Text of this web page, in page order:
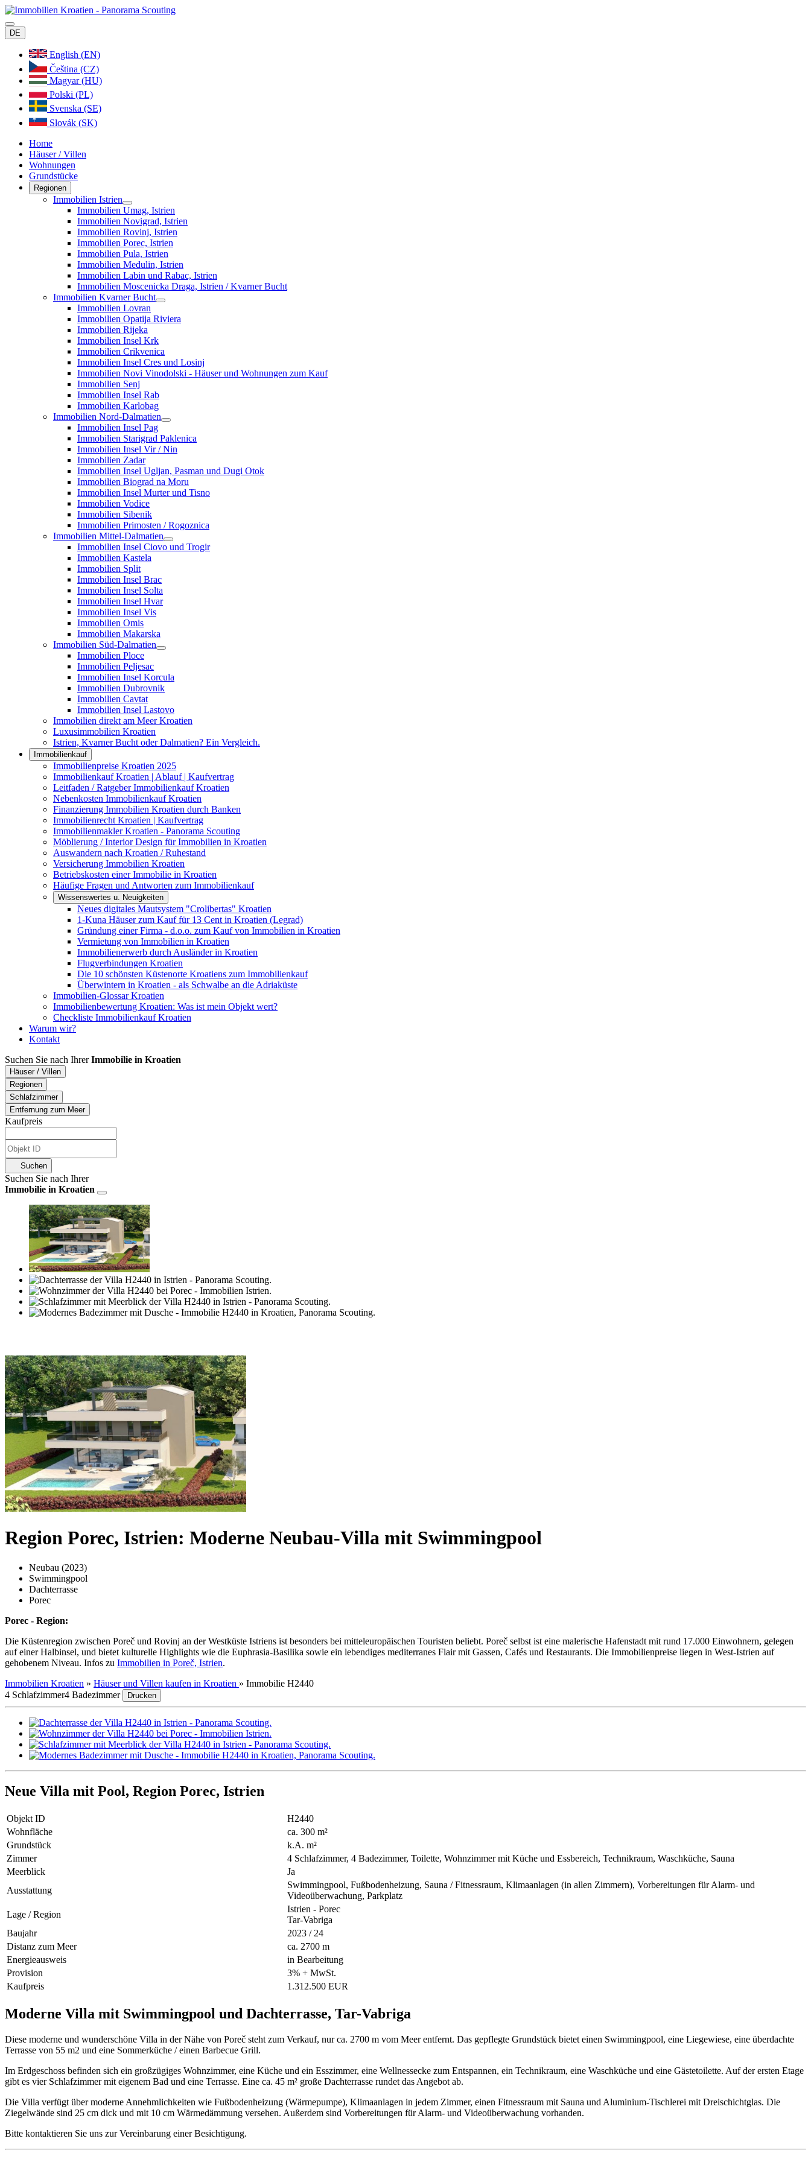
DE
English (EN)
Čeština (CZ)
Magyar (HU)
Polski (PL)
Svenska (SE)
Slovák (SK)
Home
Häuser / Villen
Wohnungen
Grundstücke
Regionen
Immobilien Istrien
Immobilien Umag, Istrien
Immobilien Novigrad, Istrien
Immobilien Rovinj, Istrien
Immobilien Porec, Istrien
Immobilien Pula, Istrien
Immobilien Medulin, Istrien
Immobilien Labin und Rabac, Istrien
Immobilien Moscenicka Draga, Istrien / Kvarner Bucht
Immobilien Kvarner Bucht
Immobilien Lovran
Immobilien Opatija Riviera
Immobilien Rijeka
Immobilien Insel Krk
Immobilien Crikvenica
Immobilien Insel Cres und Losinj
Immobilien Novi Vinodolski - Häuser und Wohnungen zum Kauf
Immobilien Senj
Immobilien Insel Rab
Immobilien Karlobag
Immobilien Nord-Dalmatien
Immobilien Insel Pag
Immobilien Starigrad Paklenica
Immobilien Insel Vir / Nin
Immobilien Zadar
Immobilien Insel Ugljan, Pasman und Dugi Otok
Immobilien Biograd na Moru
Immobilien Insel Murter und Tisno
Immobilien Vodice
Immobilien Sibenik
Immobilien Primosten / Rogoznica
Immobilien Mittel-Dalmatien
Immobilien Insel Ciovo und Trogir
Immobilien Kastela
Immobilien Split
Immobilien Insel Brac
Immobilien Insel Solta
Immobilien Insel Hvar
Immobilien Insel Vis
Immobilien Omis
Immobilien Makarska
Immobilien Süd-Dalmatien
Immobilien Ploce
Immobilien Peljesac
Immobilien Insel Korcula
Immobilien Dubrovnik
Immobilien Cavtat
Immobilien Insel Lastovo
Immobilien direkt am Meer Kroatien
Luxusimmobilien Kroatien
Istrien, Kvarner Bucht oder Dalmatien? Ein Vergleich.
Immobilienkauf
Immobilienpreise Kroatien 2025
Immobilienkauf Kroatien | Ablauf | Kaufvertrag
Leitfaden / Ratgeber Immobilienkauf Kroatien
Nebenkosten Immobilienkauf Kroatien
Finanzierung Immobilien Kroatien durch Banken
Immobilienrecht Kroatien | Kaufvertrag
Immobilienmakler Kroatien - Panorama Scouting
Möblierung / Interior Design für Immobilien in Kroatien
Auswandern nach Kroatien / Ruhestand
Versicherung Immobilien Kroatien
Betriebskosten einer Immobilie in Kroatien
Häufige Fragen und Antworten zum Immobilienkauf
Wissenswertes u. Neuigkeiten
Neues digitales Mautsystem "Crolibertas" Kroatien
1-Kuna Häuser zum Kauf für 13 Cent in Kroatien (Legrad)
Gründung einer Firma - d.o.o. zum Kauf von Immobilien in Kroatien
Vermietung von Immobilien in Kroatien
Immobilienerwerb durch Ausländer in Kroatien
Flugverbindungen Kroatien
Die 10 schönsten Küstenorte Kroatiens zum Immobilienkauf
Überwintern in Kroatien - als Schwalbe an die Adriaküste
Immobilien-Glossar Kroatien
Immobilienbewertung Kroatien: Was ist mein Objekt wert?
Checkliste Immobilienkauf Kroatien
Warum wir?
Kontakt
Suchen Sie nach IhrerImmobilie in Kroatien
Häuser / Villen
Regionen
Schlafzimmer
Entfernung zum Meer
Kaufpreis
Suchen
Suchen Sie nach Ihrer
Immobilie in Kroatien
Region Porec, Istrien: Moderne Neubau-Villa mit Swimmingpool
Neubau (2023)
Swimmingpool
Dachterrasse
Porec
Porec - Region:
Die Küstenregion zwischen Poreč und Rovinj an der Westküste Istriens ist besonders bei mitteleuropäischen Touristen beliebt. Poreč selbst ist eine malerische Hafenstadt mit rund 17.000 Einwohnern, gelegen
auf einer Halbinsel, und bietet kulturelle Highlights wie die Euphrasia-Basilika sowie ein lebendiges mediterranes Flair mit Gassen, Cafés und Restaurants. Die Immobilienpreise liegen in West-Istrien auf
gehobenem Niveau. Infos zu Immobilien in Poreč, Istrien.
Immobilien Kroatien » Häuser und Villen kaufen in Kroatien » Immobilie H2440
4 Schlafzimmer4 Badezimmer Drucken
Neue Villa mit Pool, Region Porec, Istrien
Objekt ID
H2440
Wohnfläche
ca. 300 m²
Grundstück
k.A. m²
Zimmer
4 Schlafzimmer, 4 Badezimmer, Toilette, Wohnzimmer mit Küche und Essbereich, Technikraum, Waschküche, Sauna
Meerblick
Ja
Ausstattung
Swimmingpool, Fußbodenheizung, Sauna / Fitnessraum, Klimaanlagen (in allen Zimmern), Vorbereitungen für Alarm- und
Videoüberwachung, Parkplatz
Lage / Region
Istrien - Porec
Tar-Vabriga
Baujahr
2023 / 24
Distanz zum Meer
ca. 2700 m
Energieausweis
in Bearbeitung
Provision
3% + MwSt.
Kaufpreis
1.312.500 EUR
Moderne Villa mit Swimmingpool und Dachterrasse, Tar-Vabriga
Diese moderne und wunderschöne Villa in der Nähe von Poreč steht zum Verkauf, nur ca. 2700 m vom Meer entfernt. Das gepflegte Grundstück bietet einen Swimmingpool, eine Liegewiese, eine überdachte
Terrasse von 55 m2 und eine Sommerküche / einen Barbecue Grill.
Im Erdgeschoss befinden sich ein großzügiges Wohnzimmer, eine Küche und ein Esszimmer, eine Wellnessecke zum Entspannen, ein Technikraum, eine Waschküche und eine Gästetoilette. Auf der ersten Etage
gibt es vier Schlafzimmer mit eigenem Bad und eine Terrasse. Eine ca. 45 m² große Dachterrasse rundet das Angebot ab.
Die Villa verfügt über moderne Annehmlichkeiten wie Fußbodenheizung (Wärmepumpe), Klimaanlagen in jedem Zimmer, einen Fitnessraum mit Sauna und Aluminium-Tischlerei mit Dreischichtglas. Die
Ziegelwände sind 25 cm dick und mit 10 cm Wärmedämmung versehen. Außerdem sind Vorbereitungen für Alarm- und Videoüberwachung vorhanden.
Bitte kontaktieren Sie uns zur Vereinbarung einer Besichtigung.